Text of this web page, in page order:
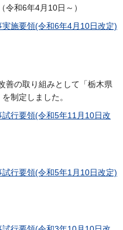
令和6年4月10日～）
施要領(令和6年4月10日改定)
善の取り組みとして「栃木県
制定しました。
行要領(令和5年11月10日改
行要領(令和5年1月10日改定)